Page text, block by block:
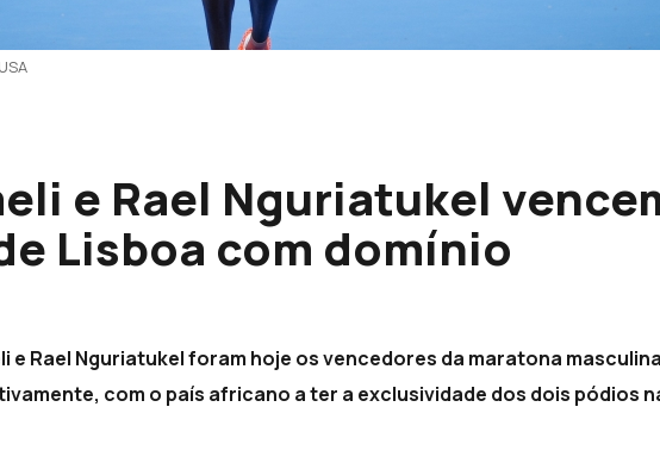
e Rael Nguriatukel
Lisboa com domínio
e Rael Nguriatukel foram hoje os vencedores da maratona
com o país africano a ter a exclusividade dos dois pódios